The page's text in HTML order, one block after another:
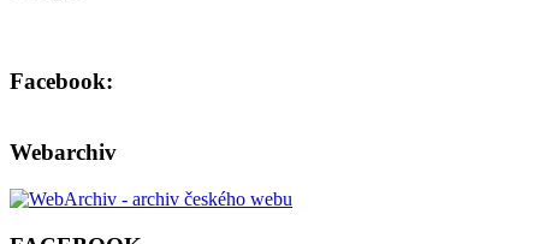
Facebook:
Webarchiv